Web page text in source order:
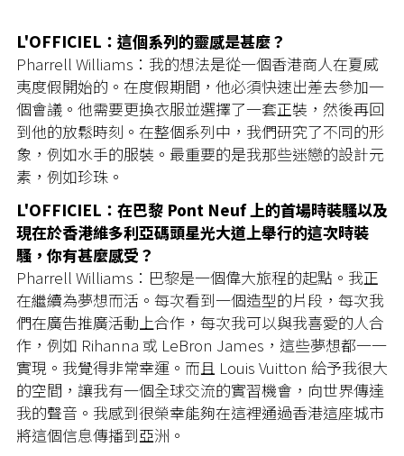
L'OFFICIEL：這個系列的靈感是甚麼？
Pharrell Williams：我的想法是從一個香港商人在夏威
夷度假開始的。在度假期間，他必須快速出差去參加一
個會議。他需要更換衣服並選擇了一套正裝，然後再回
到他的放鬆時刻。在整個系列中，我們研究了不同的形
象，例如水手的服裝。最重要的是我那些迷戀的設計元
素，例如珍珠。
L'OFFICIEL：在巴黎 Pont Neuf 上的首場時裝騷以及
現在於香港維多利亞碼頭星光大道上舉行的這次時裝
騷，你有甚麼感受？
Pharrell Williams：巴黎是一個偉大旅程的起點。我正
在繼續為夢想而活。每次看到一個造型的片段，每次我
們在廣告推廣活動上合作，每次我可以與我喜愛的人合
作，例如 Rihanna 或 LeBron James，這些夢想都一一
實現。我覺得非常幸運。而且 Louis Vuitton 給予我很大
的空間，讓我有一個全球交流的實習機會，向世界傳達
我的聲音。我感到很榮幸能夠在這裡通過香港這座城市
將這個信息傳播到亞洲。